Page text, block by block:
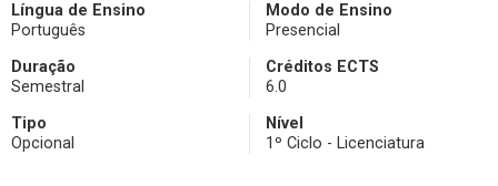
Língua de Ensino
Português
Modo de Ensino
Presencial
Duração
Semestral
Créditos ECTS
6.0
Tipo
Opcional
Nível
1º Ciclo - Licenciatura